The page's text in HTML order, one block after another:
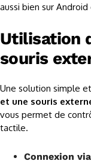
aussi bien sur Android
Utilisation
souris
Une solution simple
et une souris
vous permet de
tactile.
Connexion